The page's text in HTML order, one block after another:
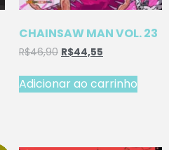
CHAINSAW MAN VOL. 23
R$46,90 R$44,55
Adicionar ao carrinho